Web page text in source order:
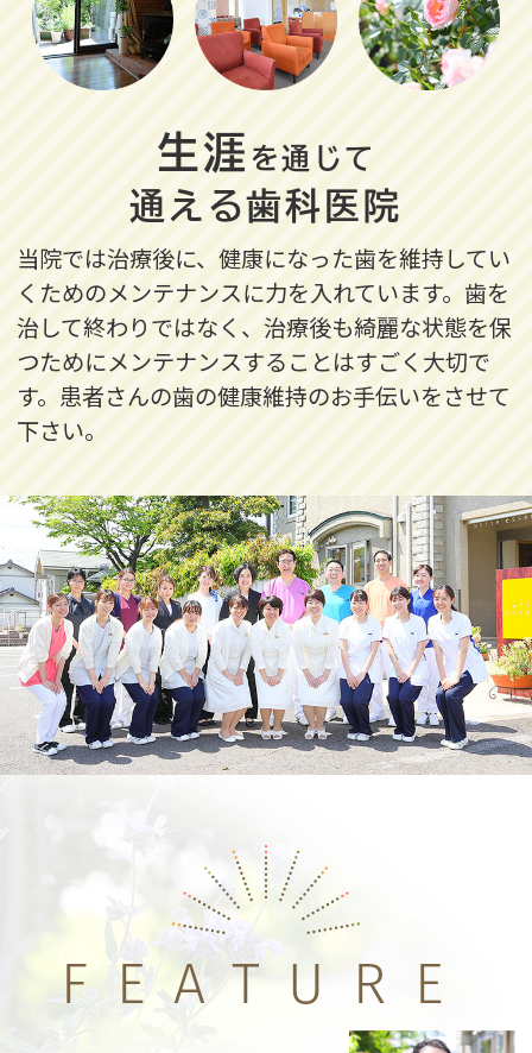
生涯 を通じて
通える歯科医院
当院では治療後に、健康になった歯を維持してい
くためのメンテナンスに力を入れています。歯を
治して終わりではなく、治療後も綺麗な状態を保
つためにメンテナンスすることはすごく大切で
す。 患者さんの歯の健康維持のお手伝いをさせて
下さい。
FEATURE